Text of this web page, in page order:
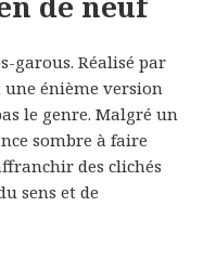
garous. Réalisé par
une énième version
le genre. Malgré un
sombre à faire
des clichés
sens et de